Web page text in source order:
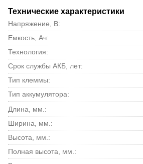
Технические характеристики
Напряжение, В:
Емкость, Ач:
Технология:
Срок службы АКБ, лет:
Тип клеммы:
Тип аккумулятора:
Длина, мм.:
Ширина, мм.:
Высота, мм.:
Полная высота, мм.: